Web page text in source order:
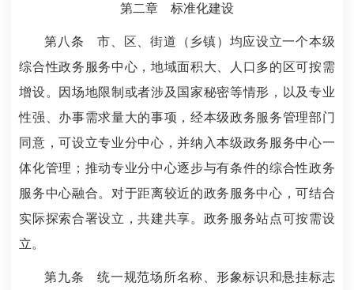
第二章 标准化建设
第八条 市、区、街道（乡镇）均应设立一个本级
综合性政务服务中心，地域面积大、人口多的区可按需
增设。因场地限制或者涉及国家秘密等情形，以及专业
性强、办事需求量大的事项，经本级政务服务管理部门
同意，可设立专业分中心，并纳入本级政务服务中心一
体化管理；推动专业分中心逐步与有条件的综合性政务
服务中心融合。对于距离较近的政务服务中心，可结合
实际探索合署设立，共建共享。政务服务站点可按需设
立。
第九条统一规范场所名称、形象标识和悬挂标志